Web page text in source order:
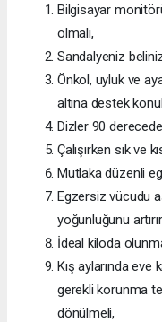
Bilgisayar
olmalı,
Sandalyeniz
Önkol, uyluk ve
altına destek
Dizler 90
Çalışırken sık ve
Mutlaka düzenli
Egzersiz vücudu
yoğunluğunu
İdeal kiloda
Kış aylarında eve
gerekli korunma
dönülmeli,